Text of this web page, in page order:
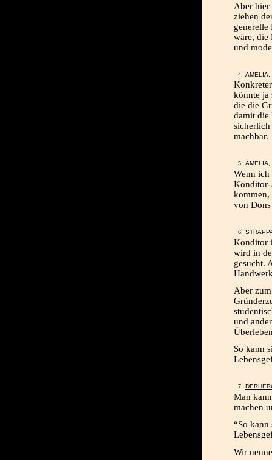
Aber hier
ziehen
generelle
wäre, die
und
könnte ja
die die
damit die
sicherlich
machbar.
Wenn ich
Konditor-
kommen,
von
Konditor
wird in
gesucht.
Aber
und
So kann
Man
machen
“So kann
Wir